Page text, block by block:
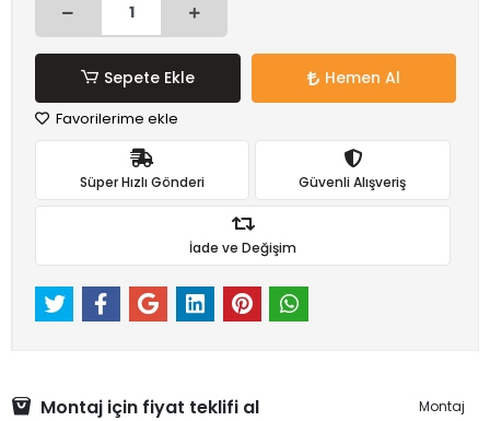
Sepete Ekle Hemen Al
Favorilerime ekle
Süper Hızlı Gönderi Güvenli Alışveriş
İade ve Değişim
Montaj için fiyat teklifi al Montaj